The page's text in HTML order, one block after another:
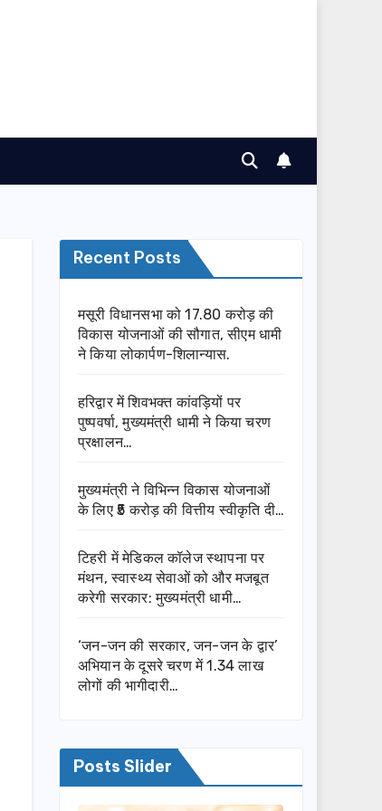
Recent Posts
मसूरी विधानसभा को 17.80 करोड़ की
विकास योजनाओं की सौगात, सीएम धामी
ने किया लोकार्पण-शिलान्यास.
हरिद्वार में शिवभक्त कांवड़ियों पर
पुष्पवर्षा, मुख्यमंत्री धामी ने किया चरण
प्रक्षालन…
मुख्यमंत्री ने विभिन्न विकास योजनाओं
के लिए ₹5 करोड़ की वित्तीय स्वीकृति दी…
टिहरी में मेडिकल कॉलेज स्थापना पर
मंथन, स्वास्थ्य सेवाओं को और मजबूत
करेगी सरकार: मुख्यमंत्री धामी…
‘जन-जन की सरकार, जन-जन के द्वार’
अभियान के दूसरे चरण में 1.34 लाख
लोगों की भागीदारी…
Posts Slider